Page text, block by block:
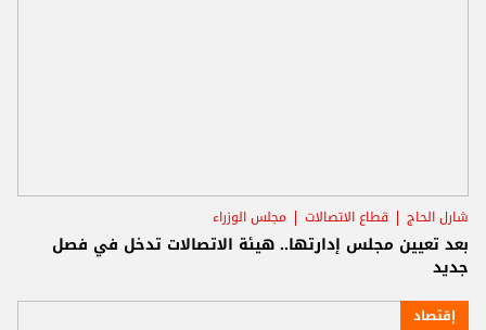
شارل الحاج قطاع الاتصالات مجلس الوزراء
بعد تعيين مجلس إدارتها.. هيئة الاتصالات تدخل في فصل
جديد
إقتصاد